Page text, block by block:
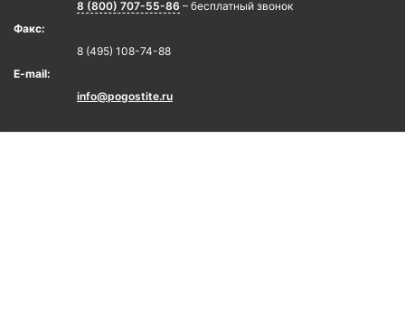
8 (800) 707-55-86 – бесплатный звонок
Факс:
8 (495) 108-74-88
E-mail:
info@pogostite.ru